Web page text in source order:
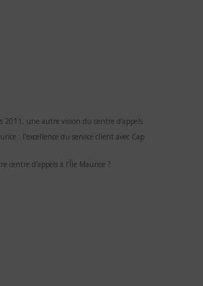
2011, une autre vision du centre d’appels
: l’excellence du service client avec Cap
centre d’appels à l’Île Maurice ?